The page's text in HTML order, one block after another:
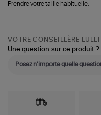
Prendre votre taille habituelle.
VOTRE CONSEILLÈRE LULLI
Une question sur ce produit ?